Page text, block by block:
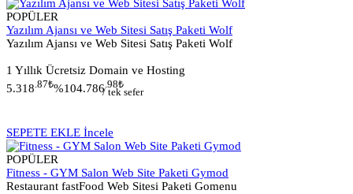
POPÜLER
Yazılım Ajansı ve Web Sitesi Satış Paketi Wolf
Yazılım Ajansı ve Web Sitesi Satış Paketi Wolf
1 Yıllık Ücretsiz Domain ve Hosting
5.318.87₺%104.786.98₺
/ tek sefer
SEPETE EKLE İncele
POPÜLER
Fitness - GYM Salon Web Site Paketi Gymod
Restaurant fastFood Web Sitesi Paketi Gomenu